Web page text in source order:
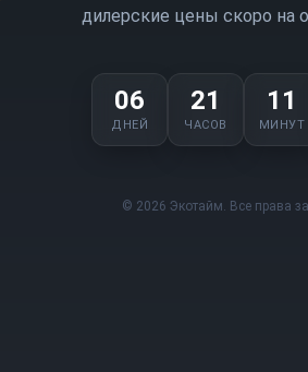
дилерские цены скоро на
06
ДНЕЙ
21
ЧАСОВ
11
МИНУТ
© 2026 Экотайм. Все права